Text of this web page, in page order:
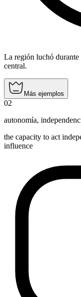
La región luchó durante
central.
Más ejemplos
02
autonomía,
the capacity to act
influence